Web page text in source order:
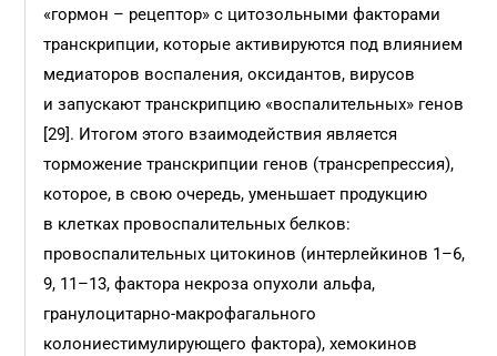
«гормон – рецептор» с цитозольными факторами
транскрипции, которые активируются под влиянием
медиаторов воспаления, оксидантов, вирусов
и запускают транскрипцию «воспалительных» генов
[29]. Итогом этого взаимодействия является
торможение транскрипции генов (трансрепрессия),
которое, в свою очередь, уменьшает продукцию
в клетках провоспалительных белков:
провоспалительных цитокинов (интерлейкинов 1–6,
9, 11–13, фактора некроза опухоли альфа,
гранулоцитарно-макрофагального
колониестимулирующего фактора), хемокинов